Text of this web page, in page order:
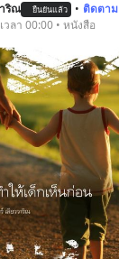
ริณ ยืนยันแล้ว • ติดตาม
วลา 00:00 • หนังสือ